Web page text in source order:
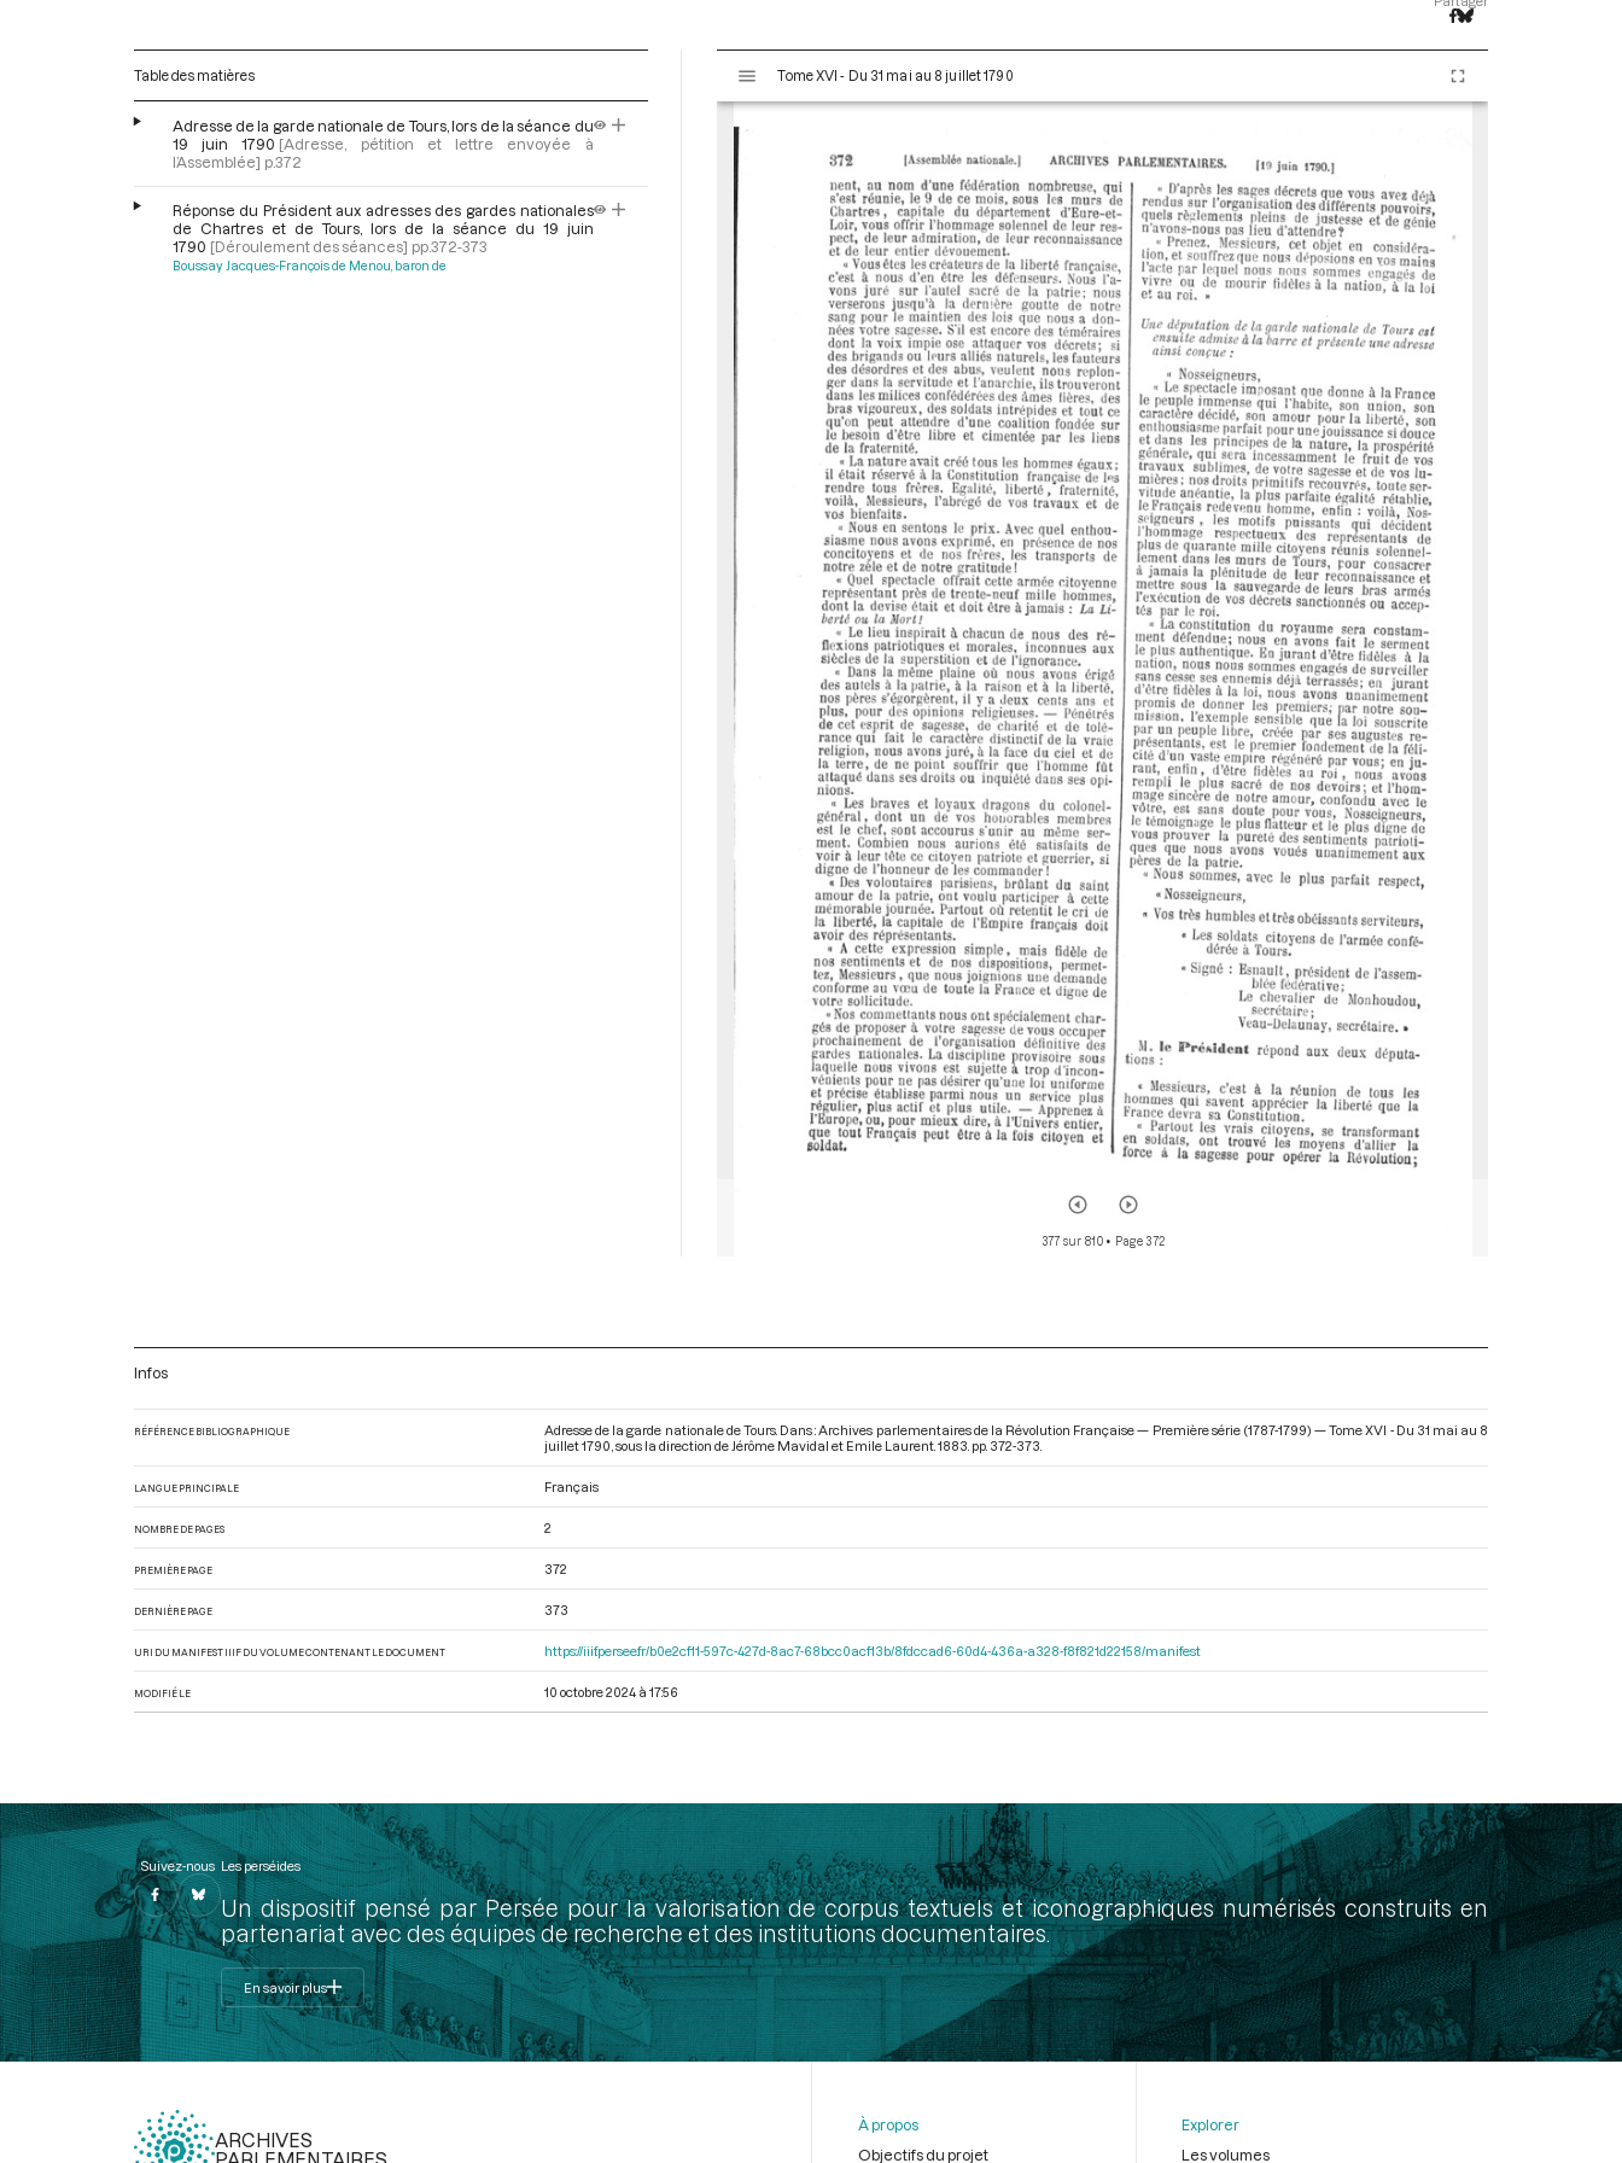
Table des matières
Adresse de la garde nationale de Tours, lors de la séance du
19 juin 1790 [Adresse, pétition et lettre envoyée à
l’Assemblée] p.372
Réponse du Président aux adresses des gardes nationales
de Chartres et de Tours, lors de la séance du 19 juin
1790 [Déroulement des séances] pp.372-373
Boussay Jacques-François de Menou, baron de
s
Tome XVI - Du 31 mai au 8 juillet 1790
377 sur 810• Page 372
Infos
RÉFÉRENCE BIBLIOGRAPHIQUE
Adresse de la garde nationale de Tours. Dans : Archives parlementaires de la Révolution Française — Première série (1787-1799) — Tome XVI - Du 31 mai au 8
juillet 1790 , sous la direction de Jérôme Mavidal et Emile Laurent. 1883. pp. 372-373.
LANGUE PRINCIPALE Français
NOMBRE DE PAGES 2
PREMIÈRE PAGE 372
DERNIÈRE PAGE 373
URI DU MANIFEST IIIF DU VOLUME CONTENANT LE DOCUMENT https://iiif.persee.fr/b0e2cf11-597c-427d-8ac7-68bcc0acf13b/8fdccad6-60d4-436a-a328-f8f821d22158/manifest
MODIFIÉ LE 10 octobre 2024 à 17:56
Suivez-nous Les perséides
Un dispositif pensé par Persée pour la valorisation de corpus textuels et iconographiques numérisés construits en
partenariat avec des équipes de recherche et des institutions documentaires.
En savoir plus
ARCHIVES
À propos
Objectifs du projet
Explorer
Les volumes